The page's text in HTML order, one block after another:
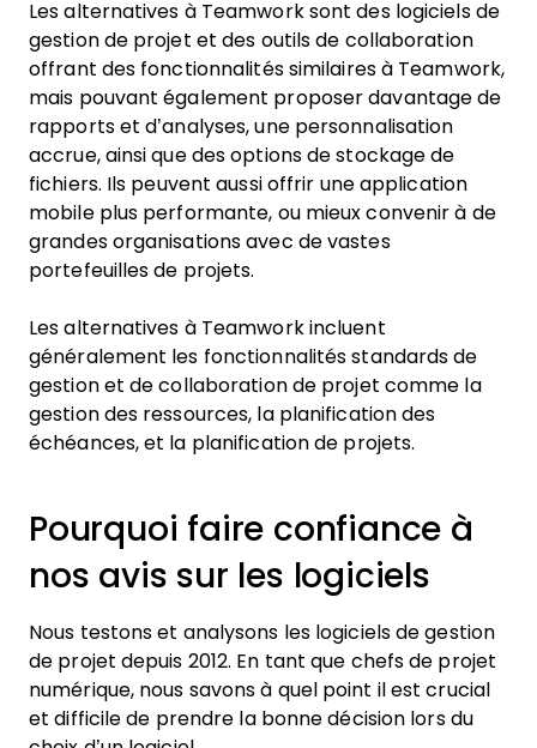
Les alternatives à Teamwork sont des logiciels de
gestion de projet et des outils de collaboration
offrant des fonctionnalités similaires à Teamwork,
mais pouvant également proposer davantage de
rapports et d’analyses, une personnalisation
accrue, ainsi que des options de stockage de
fichiers. Ils peuvent aussi offrir une application
mobile plus performante, ou mieux convenir à de
grandes organisations avec de vastes
portefeuilles de projets.
Les alternatives à Teamwork incluent
généralement les fonctionnalités standards de
gestion et de collaboration de projet comme la
gestion des ressources, la planification des
échéances, et la planification de projets.
Pourquoi faire confiance à
nos avis sur les logiciels
Nous testons et analysons les logiciels de gestion
de projet depuis 2012. En tant que chefs de projet
numérique, nous savons à quel point il est crucial
et difficile de prendre la bonne décision lors du